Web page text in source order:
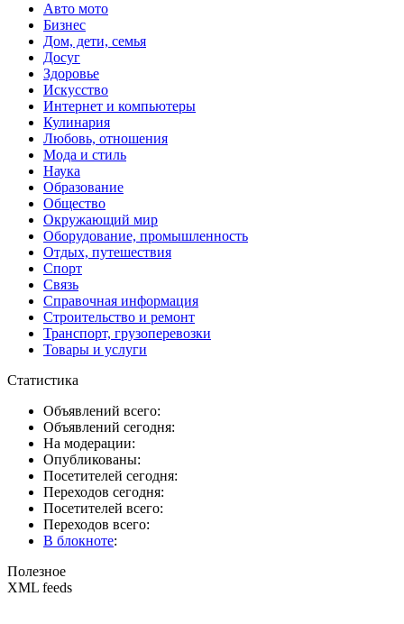
Авто мото
Бизнес
Дом, дети, семья
Досуг
Здоровье
Искусство
Интернет и компьютеры
Кулинария
Любовь, отношения
Мода и стиль
Наука
Образование
Общество
Окружающий мир
Оборудование, промышленность
Отдых, путешествия
Спорт
Связь
Справочная информация
Строительство и ремонт
Транспорт, грузоперевозки
Товары и услуги
Статистика
Объявлений всего:
Объявлений сегодня:
На модерации:
Опубликованы:
Посетителей сегодня:
Переходов сегодня:
Посетителей всего:
Переходов всего:
В блокноте:
Полезное
XML feeds